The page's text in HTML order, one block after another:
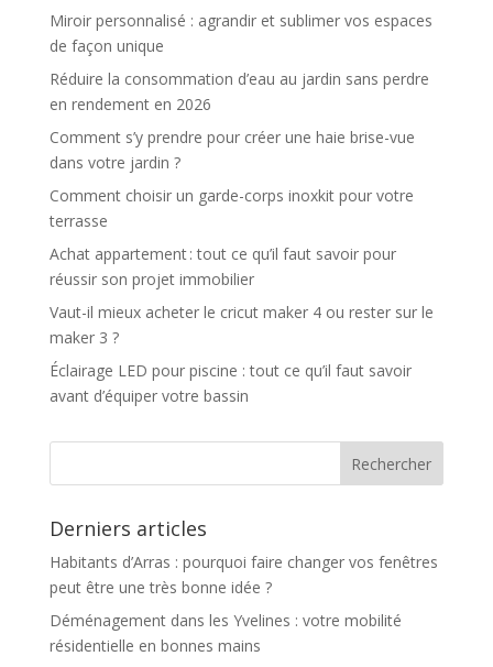
Miroir personnalisé : agrandir et sublimer vos espaces
de façon unique
Réduire la consommation d’eau au jardin sans perdre
en rendement en 2026
Comment s’y prendre pour créer une haie brise-vue
dans votre jardin ?
Comment choisir un garde-corps inoxkit pour votre
terrasse
Achat appartement : tout ce qu’il faut savoir pour
réussir son projet immobilier
Vaut-il mieux acheter le cricut maker 4 ou rester sur le
maker 3 ?
Éclairage LED pour piscine : tout ce qu’il faut savoir
avant d’équiper votre bassin
Derniers articles
Habitants d’Arras : pourquoi faire changer vos fenêtres
peut être une très bonne idée ?
Déménagement dans les Yvelines : votre mobilité
résidentielle en bonnes mains